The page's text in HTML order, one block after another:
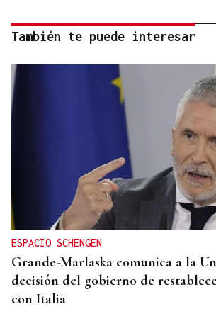
También te puede interesar
ESPACIO SCHENGEN
Grande-Marlaska comunica a la
decisión del gobierno de
con Italia